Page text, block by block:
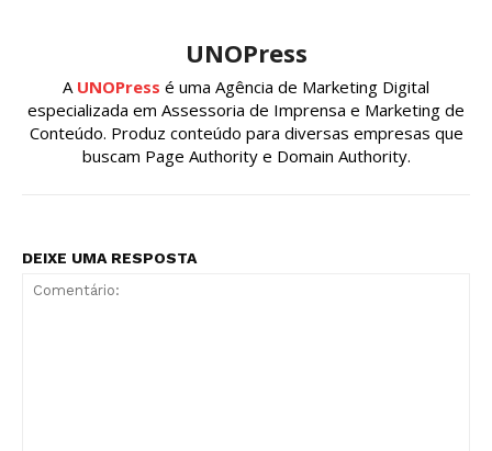
UNOPress
A UNOPress é uma Agência de Marketing Digital
especializada em Assessoria de Imprensa e Marketing de
Conteúdo. Produz conteúdo para diversas empresas que
buscam Page Authority e Domain Authority.
DEIXE UMA RESPOSTA